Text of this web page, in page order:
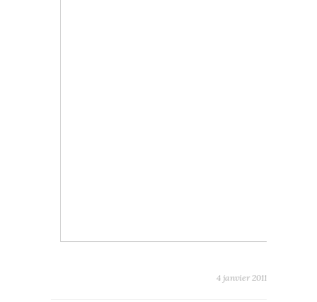
4 janvier 2011